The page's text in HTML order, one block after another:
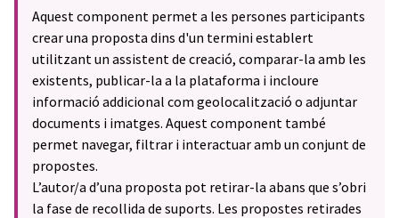
Aquest component permet a les persones participants
crear una proposta dins d'un termini establert
utilitzant un assistent de creació, comparar-la amb les
existents, publicar-la a la plataforma i incloure
informació addicional com geolocalització o adjuntar
documents i imatges. Aquest component també
permet navegar, filtrar i interactuar amb un conjunt de
propostes.
L’autor/a d’una proposta pot retirar-la abans que s’obri
la fase de recollida de suports. Les propostes retirades